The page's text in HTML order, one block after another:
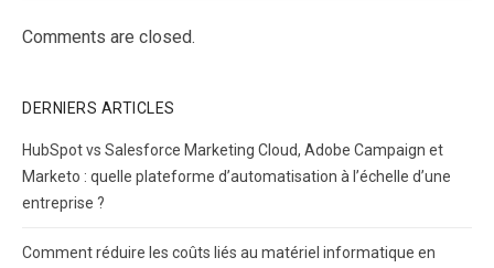
Comments are closed.
DERNIERS ARTICLES
HubSpot vs Salesforce Marketing Cloud, Adobe Campaign et
Marketo : quelle plateforme d’automatisation à l’échelle d’une
entreprise ?
Comment réduire les coûts liés au matériel informatique en